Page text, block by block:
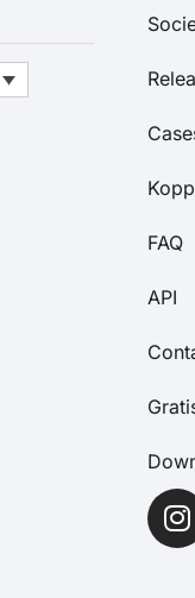
FAQ
API